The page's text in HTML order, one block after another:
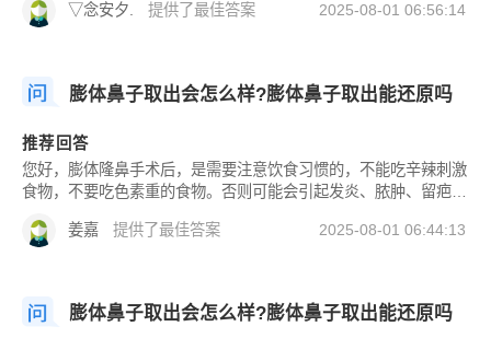
选择比较正规的整形美容医院去做，可以有效的保证风险和后遗
▽念安夕. 提供了最佳答案 2025-08-01 06:56:14
膨体鼻子取出会怎么样?膨体鼻子取出能还原吗
推荐回答
您好，膨体隆鼻手术后，是需要注意饮食习惯的，不能吃辛辣刺激
食物，不要吃色素重的食物。否则可能会引起发炎、脓肿、留疤等
姜嘉
提供了最佳答案 2025-08-01 06:44:13
膨体鼻子取出会怎么样?膨体鼻子取出能还原吗